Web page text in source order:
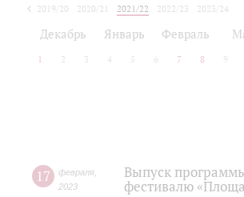
2019/20 2020/21 2021/22 2022/23
2023/24
Декабрь Январь Февраль
1 2 3 4 5 6 7 8 9
17 февраля
2023
Выпуск
фестивалю